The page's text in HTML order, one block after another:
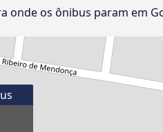
onde os ônibus param em